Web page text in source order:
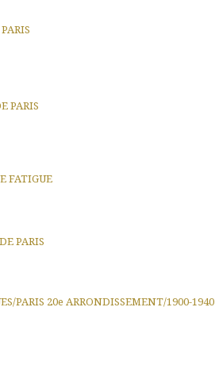
PARIS
FATIGUE
PARIS
PARIS 20e ARRONDISSEMENT/1900-1940